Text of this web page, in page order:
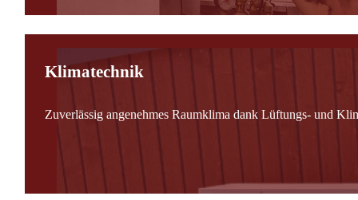
Klimatechnik
Zuverlässig angenehmes Raumklima dank Lüftungs- und